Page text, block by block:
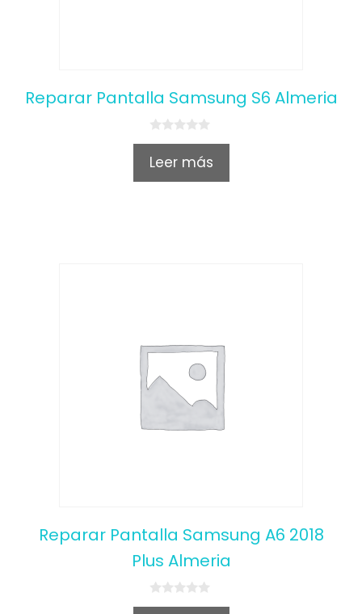
Reparar Pantalla Samsung S6 Almeria
0
u
Leer más
Reparar Pantalla Samsung A6 2018
Plus Almeria
0